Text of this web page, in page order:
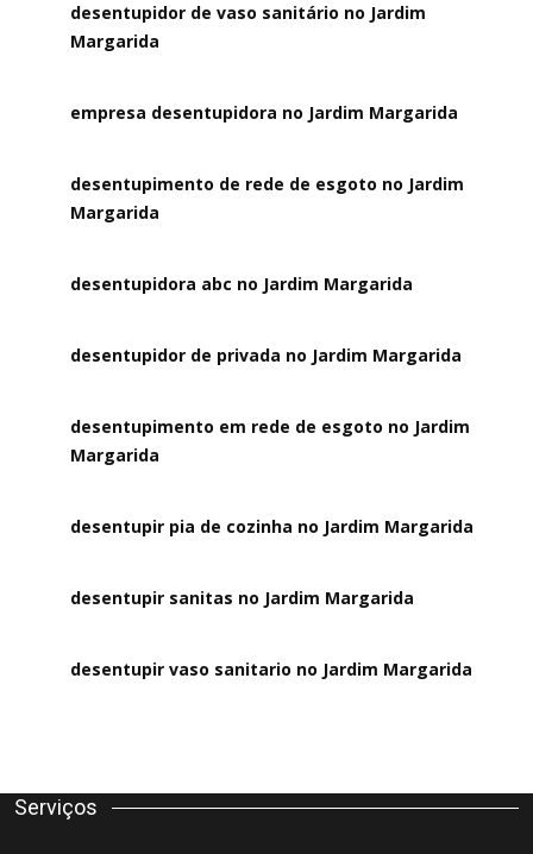
desentupidor de vaso sanitário no Jardim
Margarida
empresa desentupidora no Jardim Margarida
desentupimento de rede de esgoto no Jardim
Margarida
desentupidora abc no Jardim Margarida
desentupidor de privada no Jardim Margarida
desentupimento em rede de esgoto no Jardim
Margarida
desentupir pia de cozinha no Jardim Margarida
desentupir sanitas no Jardim Margarida
desentupir vaso sanitario no Jardim Margarida
Serviços